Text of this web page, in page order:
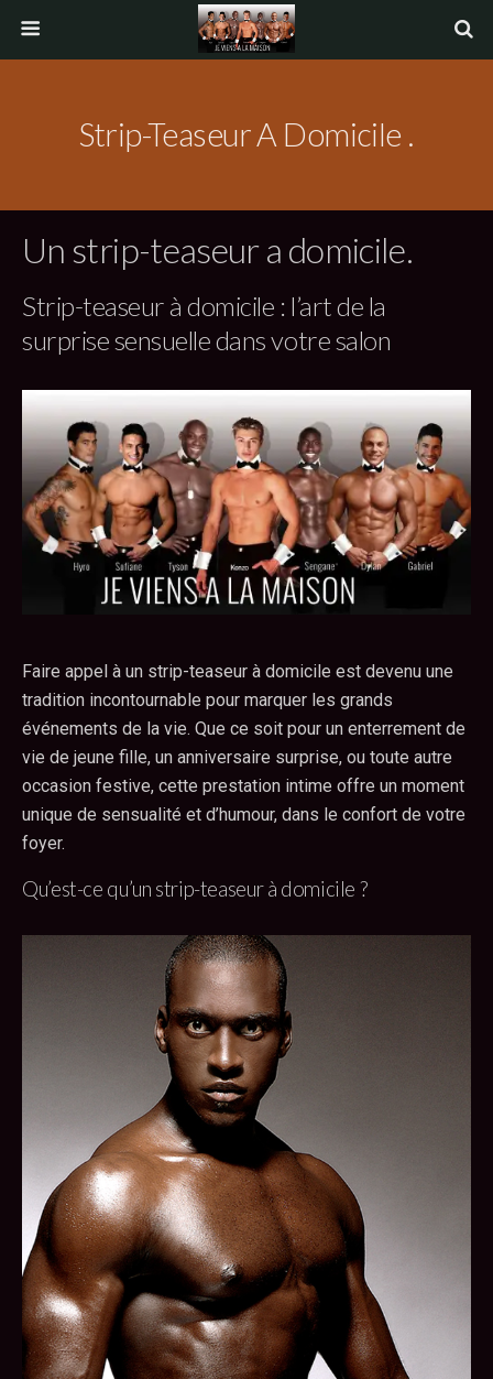
Strip-Teaseur A Domicile .
Un strip-teaseur a domicile.
Strip-teaseur à domicile : l’art de la
surprise sensuelle dans votre salon
Faire appel à un strip-teaseur à domicile est devenu une
tradition incontournable pour marquer les grands
événements de la vie. Que ce soit pour un enterrement de
vie de jeune fille, un anniversaire surprise, ou toute autre
occasion festive, cette prestation intime offre un moment
unique de sensualité et d’humour, dans le confort de votre
foyer.
Qu’est-ce qu’un strip-teaseur à domicile ?